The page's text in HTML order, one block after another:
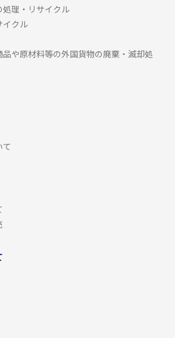
処理・リサイクル
イクル
や原材料等の外国貨物の廃棄・滅却処
て